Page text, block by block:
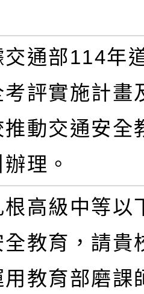
交通部114年
考評實施計畫
推動交通安全
理。
根高級中等以
全教育，請貴
用教育部磨課